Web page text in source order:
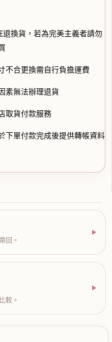
換貨，若為完美主義者請勿
不合更換需自行負擔運費
素無法辦理退貨
取貨付款服務
下單付款完成後提供轉帳資料
回。
較。